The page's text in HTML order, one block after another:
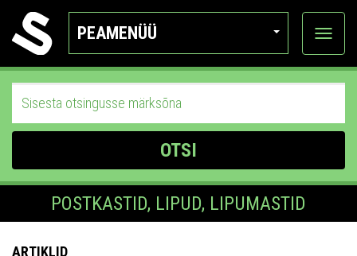
PEAMENÜÜ
Ava
OTSI
POSTKASTID, LIPUD, LIPUMASTID
ARTIKLID